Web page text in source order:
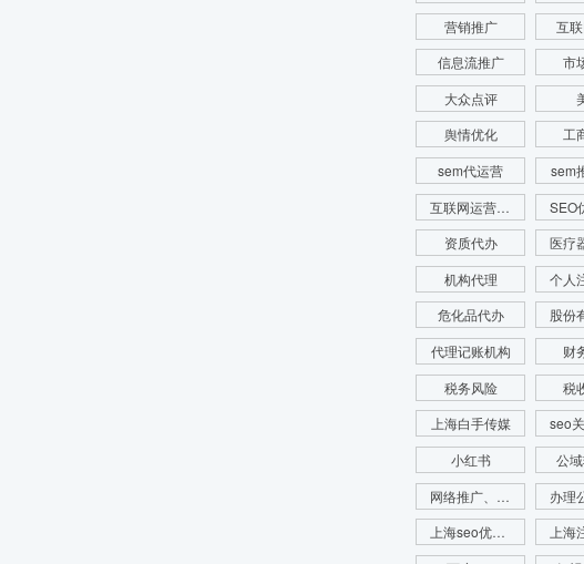
营销推广
互
信息流推广
市
大众点评
舆情优化
工
sem代运营
sem
互联网运营推广
资质代办
机构代理
个人
危化品代办
股份
代理记账机构
财
税务风险
税
上海白手传媒
小红书
公
网络推广、seo优化、新媒体运营、舆情管理、舆情系统监测、app开发、官网搭建
办理
上海seo优化公司代运营公司